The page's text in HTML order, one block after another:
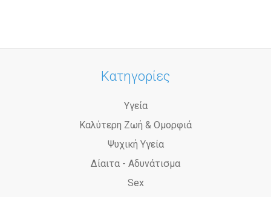
Κατηγορίες
Υγεία
Καλύτερη Ζωή & Ομορφιά
Ψυχική Υγεία
Δίαιτα - Αδυνάτισμα
Sex